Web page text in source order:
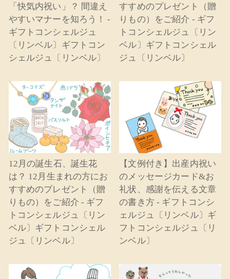
「快気内祝い」？ 間違え
やすいマナーを知ろう！ -
ギフトコンシェルジュ
〔リンベル〕ギフトコン
シェルジュ〔リンベル〕
すすめのプレゼント（贈
りもの）をご紹介 - ギフ
トコンシェルジュ〔リン
ベル〕ギフトコンシェル
ジュ〔リンベル〕
12月の誕生石、誕生花
は？ 12月生まれの方にお
すすめのプレゼント（贈
りもの）をご紹介 - ギフ
トコンシェルジュ〔リン
ベル〕ギフトコンシェル
ジュ〔リンベル〕
【文例付き】出産内祝い
のメッセージカード&お
礼状、感謝を伝える文章
の書き方 - ギフトコンシ
ェルジュ〔リンベル〕ギ
フトコンシェルジュ〔リ
ンベル〕